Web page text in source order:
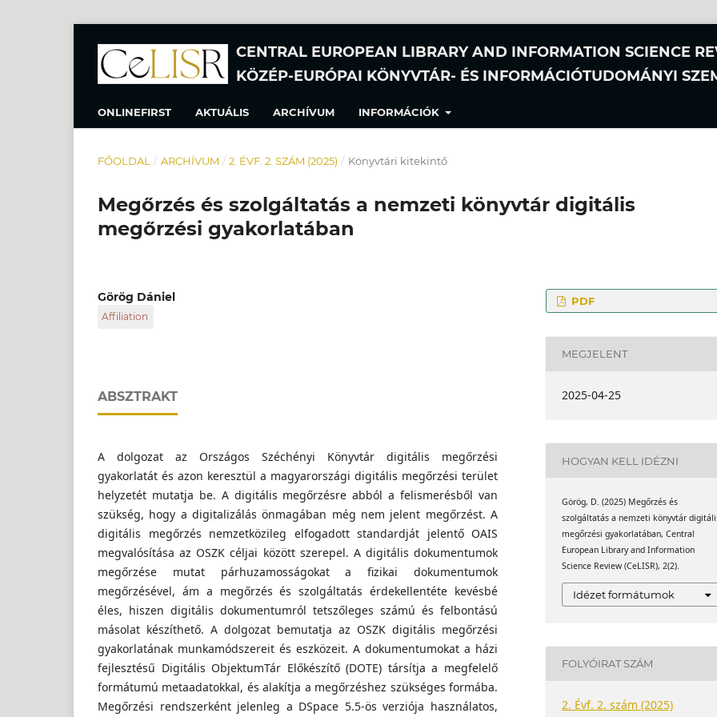
CENTRAL EUROPEAN LIBRARY AND INFORMATION SCIENCE
KÖZÉP-EURÓPAI KÖNYVTÁR- ÉS INFORMÁCIÓTUDOMÁNYI
ONLINEFIRST AKTUÁLIS ARCHÍVUM INFORMÁCIÓK
FŐOLDAL / ARCHÍVUM / 2. ÉVF. 2. SZÁM (2025) / Könyvtári kitekintő
Megőrzés és szolgáltatás a nemzeti könyvtár digitális
megőrzési gyakorlatában
Görög Dániel
Affiliation
ABSZTRAKT
A dolgozat az Országos Széchényi Könyvtár digitális megőrzési
gyakorlatát és azon keresztül a magyarországi digitális megőrzési terület
helyzetét mutatja be. A digitális megőrzésre abból a felismerésből van
szükség, hogy a digitalizálás önmagában még nem jelent megőrzést. A
digitális megőrzés nemzetközileg elfogadott standardját jelentő OAIS
megvalósítása az OSZK céljai között szerepel. A digitális dokumentumok
megőrzése mutat párhuzamosságokat a fizikai dokumentumok
megőrzésével, ám a megőrzés és szolgáltatás érdekellentéte kevésbé
éles, hiszen digitális dokumentumról tetszőleges számú és felbontású
másolat készíthető. A dolgozat bemutatja az OSZK digitális megőrzési
gyakorlatának munkamódszereit és eszközeit. A dokumentumokat a házi
fejlesztésű Digitális ObjektumTár Előkészítő (DOTE) társítja a megfelelő
formátumú metaadatokkal, és alakítja a megőrzéshez szükséges formába.
Megőrzési rendszerként jelenleg a DSpace 5.5-ös verziója használatos,
PDF
MEGJELENT
2025-04-25
HOGYAN KELL IDÉZNI
Görög, D. (2025) Megőrzés és
szolgáltatás a nemzeti könyvtár
megőrzési gyakorlatában, Central
European Library and Information
Science Review (CeLISR), 2(2).
Idézet formátumok
FOLYÓIRAT SZÁM
2. Évf. 2. szám (2025)